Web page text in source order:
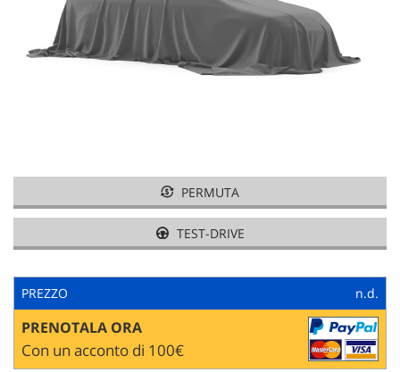
PERMUTA
TEST-DRIVE
PREZZO n.d.
PRENOTALA ORA
Con un acconto di 100€
tracciamento
adottiamo
per
di
seguito
Per
ottenere
maggiori
informazioni
sull'utilità
e
sul